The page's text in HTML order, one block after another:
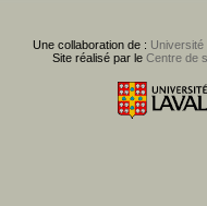
Une collaboration de : Université
Site réalisé par le Centre de